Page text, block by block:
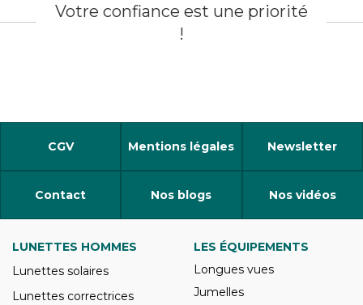
Votre confiance est une priorité
!
CGV Mentions légales Newsletter
Contact Nos blogs Nos vidéos
LUNETTES HOMMES
Lunettes solaires
Lunettes correctrices
LES ÉQUIPEMENTS
Longues vues
Jumelles